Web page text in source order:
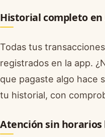
Historial completo
Todas tus
registrados en la app.
que pagaste algo hace
tu historial, con
Atención sin horarios